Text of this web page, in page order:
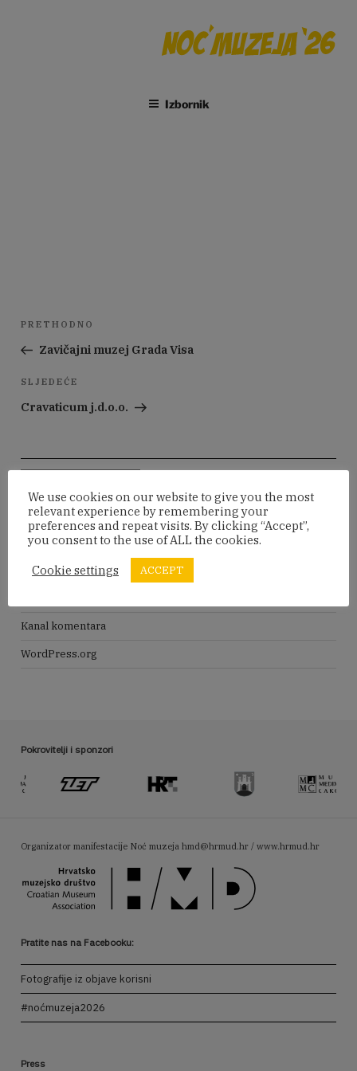
Izbornik
Navigacija
objava
Prethodna
PRETHODNO
Zavičajni muzej Grada Visa
Sljedeća
SLJEDEĆE
Cravaticum j.d.o.o.
META
Prijava
Kanal komentara
WordPress.org
Pokrovitelji i sponzori
Organizator manifestacije Noć muzeja hmd@hrmud.hr / www.hrmud.hr
Pratite nas na Facebooku:
Fotografije iz objave korisni
#noćmuzeja2026
Press
We use cookies on our website to give you the most
relevant experience by remembering your
preferences and repeat visits. By clicking “Accept”,
you consent to the use of ALL the cookies.
Cookie settings
ACCEPT